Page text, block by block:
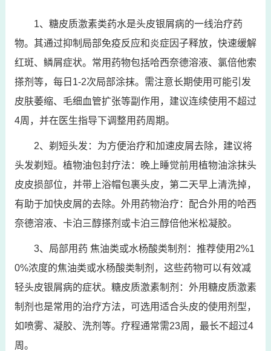
1、糖皮质激素类药水是头皮银屑病的一线治疗药
物。其通过抑制局部免疫反应和炎症因子释放，快速缓解
红斑、鳞屑症状。常用药物包括哈西奈德溶液、氯倍他索
搽剂等，每日1-2次局部涂抹。需注意长期使用可能引发
皮肤萎缩、毛细血管扩张等副作用，建议连续使用不超过
4周，并在医生指导下调整用药周期。
2、剃短头发：为方便治疗和加速皮屑去除，建议将
头发剃短。植物油包封疗法：晚上睡觉前用植物油涂抹头
皮皮损部位，并带上浴帽包裹头皮，第二天早上清洗掉，
有助于加快皮屑的去除。外用药物治疗：配合外用的哈西
奈德溶液、卡泊三醇搽剂或卡泊三醇倍他米松凝胶。
3、局部用药 焦油类或水杨酸类制剂：推荐使用2%1
0%浓度的焦油类或水杨酸类制剂，这些药物可以有效减
轻头皮银屑病的症状。糖皮质激素制剂：外用糖皮质激素
制剂也是常用的治疗方法，可选用适合头皮的使用剂型，
如喷雾、凝胶、洗剂等。疗程通常需23周，最长不超过4
周。